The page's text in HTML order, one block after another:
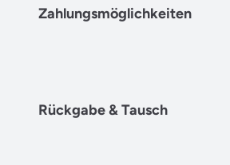
Zahlungsmöglichkeiten
Rückgabe & Tausch